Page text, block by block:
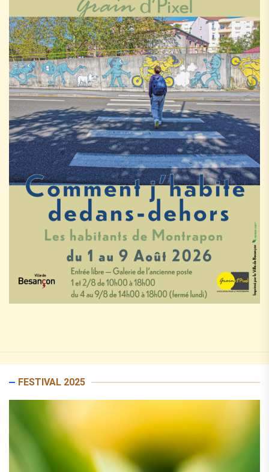
FESTIVAL 2025